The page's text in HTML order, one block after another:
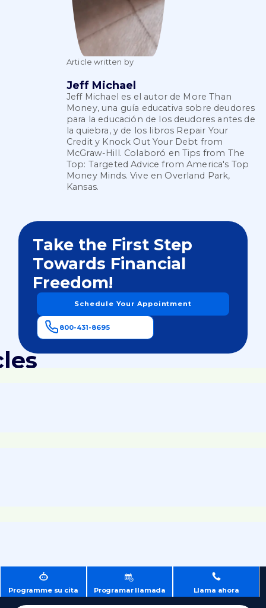
Article written by
Jeff Michael
Jeff Michael es el autor de More Than
Money, una guía educativa sobre deudores
para la educación de los deudores antes de
la quiebra, y de los libros Repair Your
Credit y Knock Out Your Debt from
McGraw-Hill. Colaboró en Tips from The
Top: Targeted Advice from America's Top
Money Minds. Vive en Overland Park,
Kansas.
Take the First Step
Towards Financial
Freedom!
Schedule Your Appointment
800-431-8695
Programme su cita Programar llamada Llama ahora